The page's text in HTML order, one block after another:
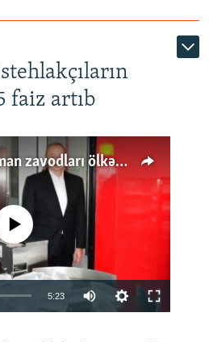
faiz artıb
Ard-arda açılan dərman zavodları ölkənin tələbatını ödəyirmi?
currently available
5:23